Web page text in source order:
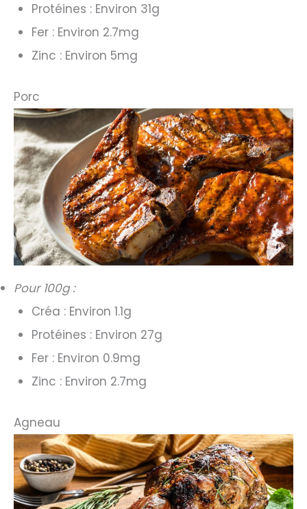
Protéines : Environ 31g
Fer : Environ 2.7mg
Zinc : Environ 5mg
Porc
Pour 100g :
Créa : Environ 1.1g
Protéines : Environ 27g
Fer : Environ 0.9mg
Zinc : Environ 2.7mg
Agneau